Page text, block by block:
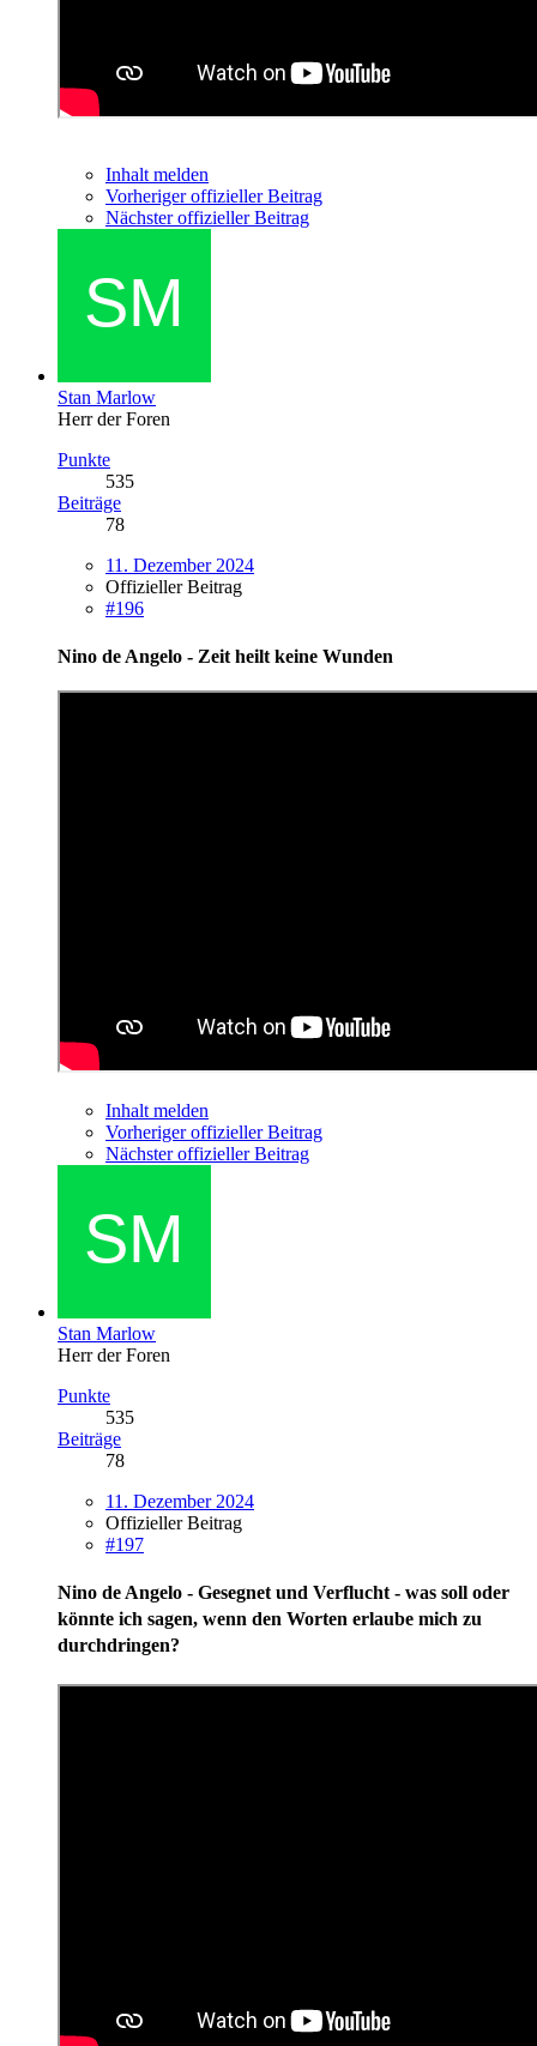
Inhalt melden
Vorheriger offizieller Beitrag
Nächster offizieller Beitrag
Stan Marlow
Herr der Foren
Punkte
535
Beiträge
78
11. Dezember 2024
Offizieller Beitrag
#196
Nino de Angelo - Zeit heilt keine Wunden
Inhalt melden
Vorheriger offizieller Beitrag
Nächster offizieller Beitrag
Stan Marlow
Herr der Foren
Punkte
535
Beiträge
78
11. Dezember 2024
Offizieller Beitrag
#197
Nino de Angelo - Gesegnet und Verflucht - was soll oder
könnte ich sagen, wenn den Worten erlaube mich zu
durchdringen?